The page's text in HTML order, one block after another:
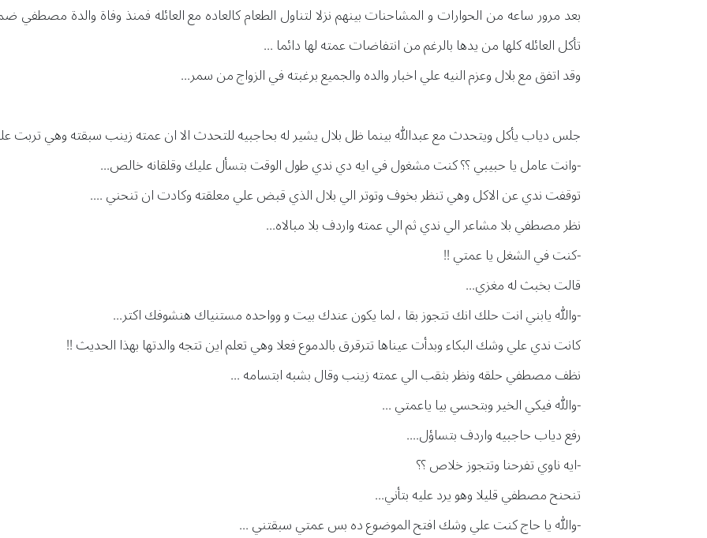
بعد مرور ساعه من الحوارات و المشاحنات بينهم نزلا لتناول الطعام كالعاده مع العائله فمنذ وفاة والدة
تأكل العائله كلها من يدها بالرغم من انتفاضات عمته لها دائما ...
وقد اتفق مع بلال وعزم النيه علي اخبار والده والجميع برغبته في الزواج من سمر...
جلس دياب يأكل ويتحدث مع عبدالله بينما ظل بلال يشير له بحاجبيه للتحدث الا ان عمته زينب سبقته وهي تربت
-وانت عامل يا حبيبي ؟؟ كنت مشغول في ايه دي ندي طول الوقت بتسأل عليك وقلقانه خالص...
توقفت ندي عن الاكل وهي تنظر بخوف وتوتر الي بلال الذي قبض علي معلقته وكادت ان تنحني ....
نظر مصطفي بلا مشاعر الي ندي ثم الي عمته واردف بلا مبالاه...
-كنت في الشغل يا عمتي !!
قالت بخبث له مغزي...
-والله يابني انت حلك انك تتجوز بقا ، لما يكون عندك بيت و وواحده مستنياك هنشوفك اكتر...
كانت ندي علي وشك البكاء وبدأت عيناها تترقرق بالدموع فعلا وهي تعلم اين تتجه والدتها بهذا الحديث !!
نظف مصطفي حلقه ونظر بثقب الي عمته زينب وقال بشبه ابتسامه ...
-والله فيكي الخير وبتحسي بيا ياعمتي ...
رفع دياب حاجبيه واردف بتساؤل....
-ايه ناوي تفرحنا وتتجوز خلاص ؟؟
تنحنح مصطفي قليلا وهو يرد عليه بتأني...
-والله يا حاج كنت علي وشك افتح الموضوع ده بس عمتي سبقتني ...